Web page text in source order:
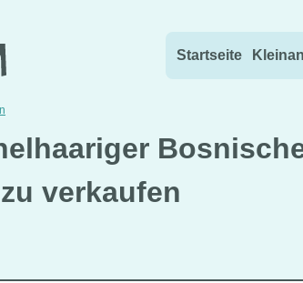
Startseite
verkaufen